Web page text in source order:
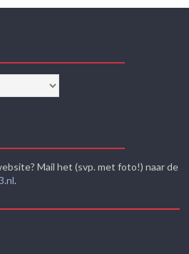
Mail het (svp. met foto!) naar de
.